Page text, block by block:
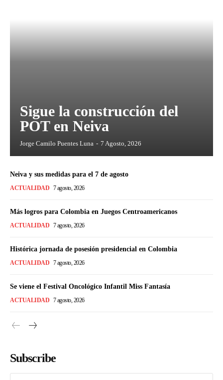
Sigue la construcción del
POT en Neiva
Jorge Camilo Puentes Luna - 7 Agosto, 2026
Neiva y sus medidas para el 7 de agosto
ACTUALIDAD 7 agosto, 2026
Más logros para Colombia en Juegos Centroamericanos
ACTUALIDAD 7 agosto, 2026
Histórica jornada de posesión presidencial en Colombia
ACTUALIDAD 7 agosto, 2026
Se viene el Festival Oncológico Infantil Miss Fantasía
ACTUALIDAD 7 agosto, 2026
Subscribe